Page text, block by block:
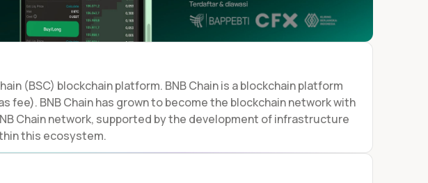
(BSC) blockchain platform. BNB Chain is a blockchain platform
BNB Chain has grown to become the blockchain network with
Chain network, supported by the development of infrastructure
this ecosystem.